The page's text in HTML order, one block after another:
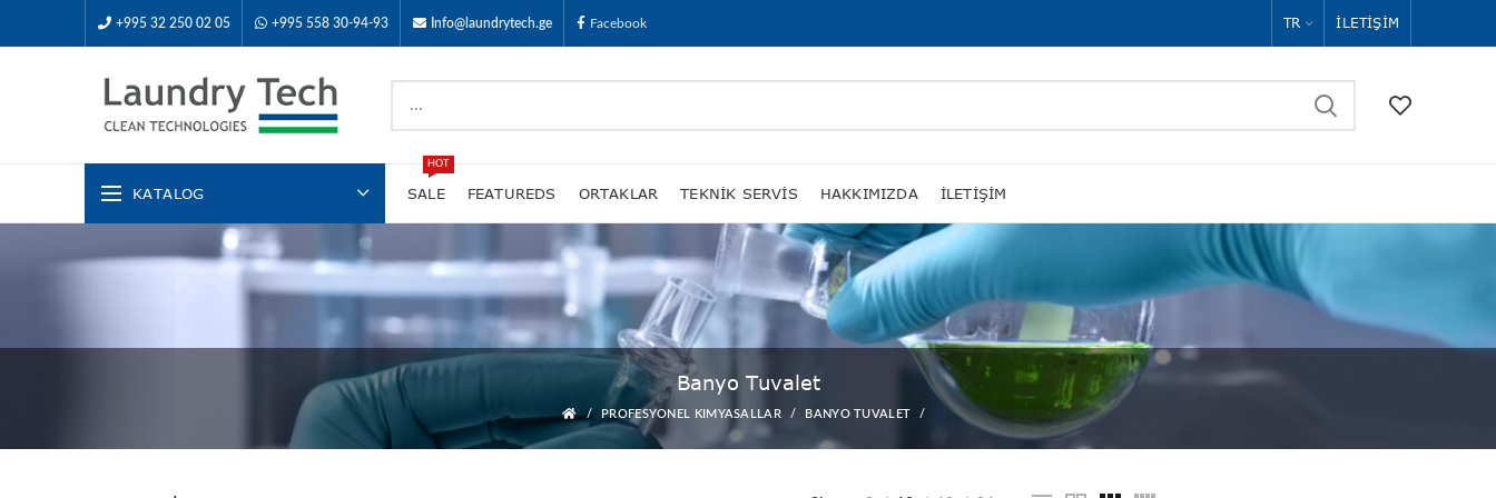
+995 32 250 02 05 +995 558 30-94-93 Info@laundrytech.ge Facebook TR İLETIŞIM
KATALOG SALE
HOT
FEATUREDS ORTAKLAR TEKNIK SERVIS HAKKIMIZDA İLETIŞIM
Banyo Tuvalet
PROFESYONEL KIMYASALLAR BANYO TUVALET